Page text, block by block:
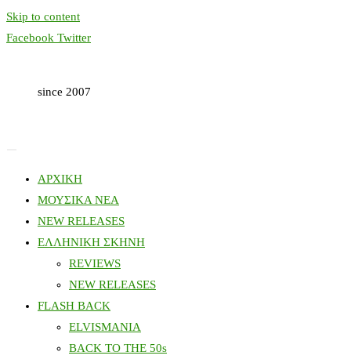
Skip to content
Facebook Twitter
since 2007
ΑΡΧΙΚΗ
ΜΟΥΣΙΚΑ ΝΕΑ
NEW RELEASES
ΕΛΛΗΝΙΚΗ ΣΚΗΝΗ
REVIEWS
NEW RELEASES
FLASH BACK
ELVISMANIA
BACK TO THE 50s